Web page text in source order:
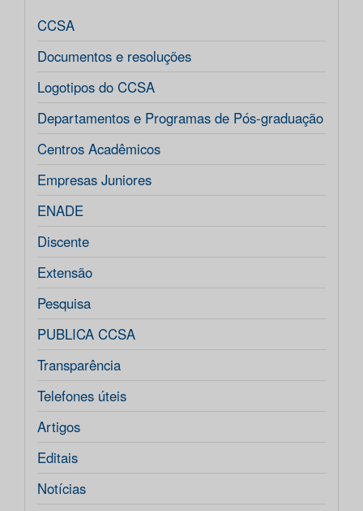
CCSA
Documentos e resoluções
Logotipos do CCSA
Departamentos e Programas de Pós-graduação
Centros Acadêmicos
Empresas Juniores
ENADE
Discente
Extensão
Pesquisa
PUBLICA CCSA
Transparência
Telefones úteis
Artigos
Editais
Notícias